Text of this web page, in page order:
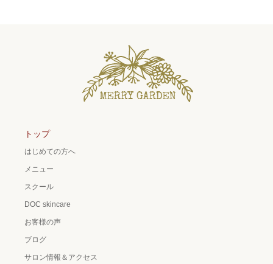
トップ
はじめての方へ
メニュー
スクール
DOC skincare
お客様の声
ブログ
サロン情報＆アクセス